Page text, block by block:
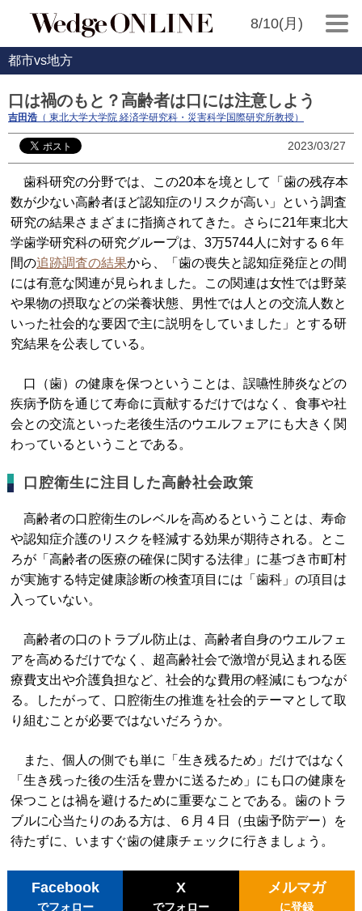
8/10(月)
都市vs地方
口は禍のもと？高齢者は口には注意しよう
吉田浩 （ 東北大学大学院 経済学研究科・災害科学国際研究所教授）
2023/03/27
歯科研究の分野では、この20本を境として「歯の残存本
数が少ない高齢者ほど認知症のリスクが高い」という調査
研究の結果さまざまに指摘されてきた。さらに21年東北大
学歯学研究科の研究グループは、3万5744人に対する６年
間の追跡調査の結果から、「歯の喪失と認知症発症との間
には有意な関連が見られました。この関連は女性では野菜
や果物の摂取などの栄養状態、男性では人との交流人数と
いった社会的な要因で主に説明をしていました」とする研
究結果を公表している。
口（歯）の健康を保つということは、誤嚥性肺炎などの
疾病予防を通じて寿命に貢献するだけではなく、食事や社
会との交流といった老後生活のウエルフェアにも大きく関
わっているということである。
口腔衛生に注目した高齢社会政策
高齢者の口腔衛生のレベルを高めるということは、寿命
や認知症介護のリスクを軽減する効果が期待される。とこ
ろが「高齢者の医療の確保に関する法律」に基づき市町村
が実施する特定健康診断の検査項目には「歯科」の項目は
入っていない。
高齢者の口のトラブル防止は、高齢者自身のウエルフェ
アを高めるだけでなく、超高齢社会で激増が見込まれる医
療費支出や介護負担など、社会的な費用の軽減にもつなが
る。したがって、口腔衛生の推進を社会的テーマとして取
り組むことが必要ではないだろうか。
また、個人の側でも単に「生き残るため」だけではなく
「生き残った後の生活を豊かに送るため」にも口の健康を
保つことは禍を避けるために重要なことである。歯のトラ
ブルに心当たりのある方は、６月４日（虫歯予防デー）を
待たずに、いますぐ歯の健康チェックに行きましょう。
Facebook
でフォロー
X
でフォロー
メルマガ
に登録